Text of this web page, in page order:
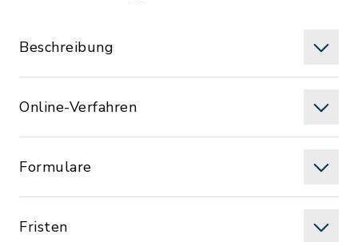
Beschreibung
Online-Verfahren
Formulare
Fristen